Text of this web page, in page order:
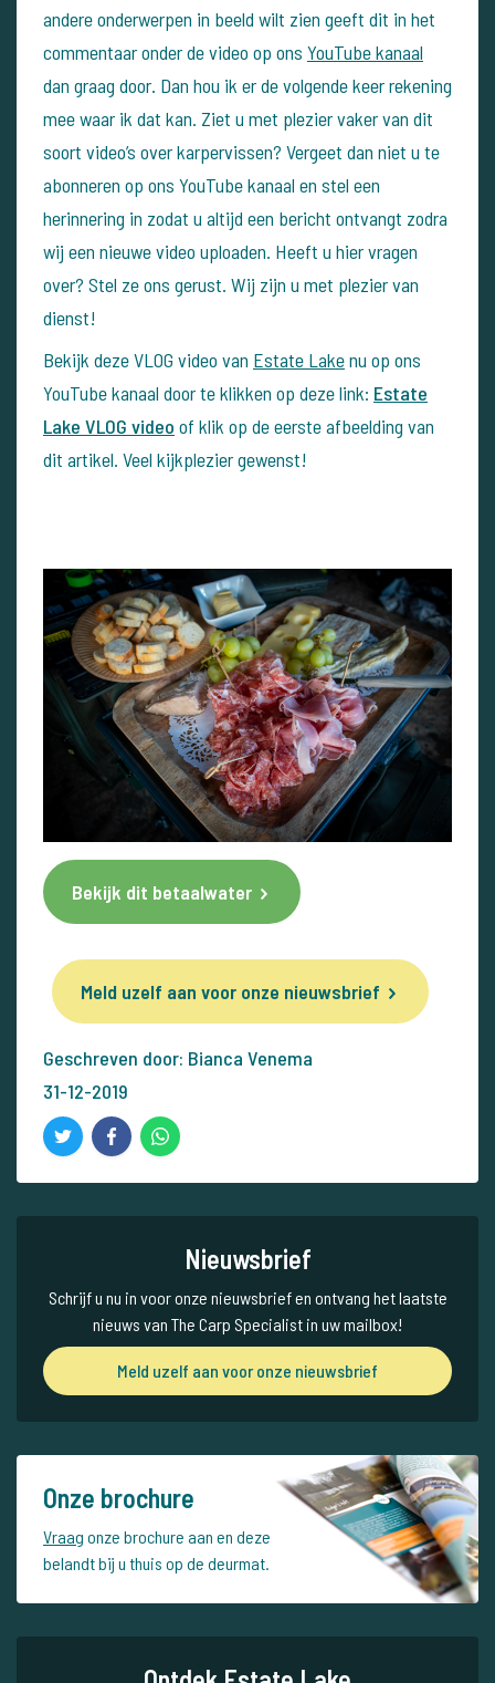
andere onderwerpen in beeld wilt zien geeft dit in het
commentaar onder de video op ons YouTube kanaal
dan graag door. Dan hou ik er de volgende keer rekening
mee waar ik dat kan. Ziet u met plezier vaker van dit
soort video’s over karpervissen? Vergeet dan niet u te
abonneren op ons YouTube kanaal en stel een
herinnering in zodat u altijd een bericht ontvangt zodra
wij een nieuwe video uploaden. Heeft u hier vragen
over? Stel ze ons gerust. Wij zijn u met plezier van
dienst!
Bekijk deze VLOG video van Estate Lakenu op ons
YouTube kanaal door te klikken op deze link: Estate
Lake VLOG video of klik op de eerste afbeelding van
dit artikel. Veel kijkplezier gewenst!
Bekijk dit betaalwater
Meld uzelf aan voor onze nieuwsbrief
Geschreven door: Bianca Venema
31-12-2019
Nieuwsbrief
Schrijf u nu in voor onze nieuwsbrief en ontvang het laatste
nieuws van The Carp Specialist in uw mailbox!
Meld uzelf aan voor onze nieuwsbrief
Onze brochure
Vraag onze brochure aan en deze
belandt bij u thuis op de deurmat.